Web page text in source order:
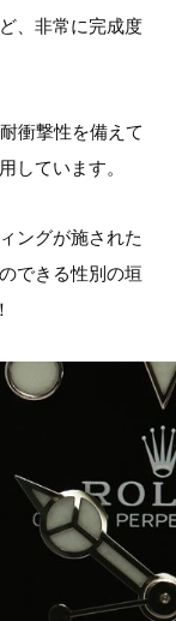
、非常に完成度
衝撃性を備えて
しています。
ングが施された
できる性別の垣